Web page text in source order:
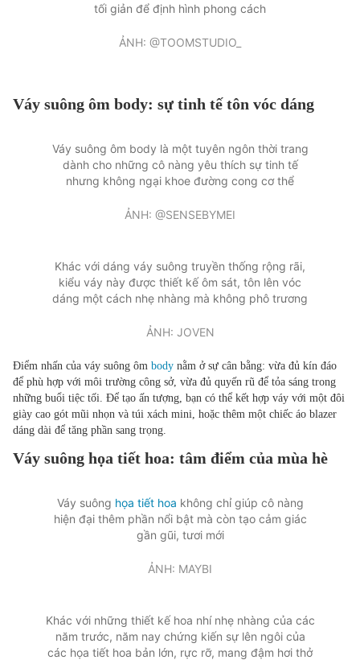
Theo dõi báo trên
Liên hệ quảng cáo
Quảng cáo RSS Tòa soạn Chính sách bảo
Tổng biên tập: Nguyễn Ngọc Toàn
Ủy viên Ban biên tập - Tổng Thư ký tòa soạn: Trần Việt Hưng
Giấy phép xuất bản số 110/GP - BTTTT cấp ngày 24.3.2020
© 2003-2026 Bản quyền thuộc về Báo Thanh Niên. Cấm sao chép
dưới mọi hình thức nếu không có sự chấp thuận bằng văn bản.
Phát triển bởi ePi Technologies, JSC.
tối giản để định hình phong cách
ẢNH: @TOOMSTUDIO_
Váy suông ôm body: sự tinh tế tôn vóc dáng
Váy suông ôm body là một tuyên ngôn thời trang
dành cho những cô nàng yêu thích sự tinh tế
nhưng không ngại khoe đường cong cơ thể
ẢNH: @SENSEBYMEI
Khác với dáng váy suông truyền thống rộng rãi,
kiểu váy này được thiết kế ôm sát, tôn lên vóc
dáng một cách nhẹ nhàng mà không phô trương
ẢNH: JOVEN
Điểm nhấn của váy suông ôm body nằm ở sự cân bằng: vừa đủ kín đáo
để phù hợp với môi trường công sở, vừa đủ quyến rũ để tỏa sáng trong
những buổi tiệc tối. Để tạo ấn tượng, bạn có thể kết hợp váy với một đôi
giày cao gót mũi nhọn và túi xách mini, hoặc thêm một chiếc áo blazer
dáng dài để tăng phần sang trọng.
Váy suông họa tiết hoa: tâm điểm của mùa hè
Váy suông họa tiết hoa không chỉ giúp cô nàng
hiện đại thêm phần nổi bật mà còn tạo cảm giác
gần gũi, tươi mới
ẢNH: MAYBI
Khác với những thiết kế hoa nhí nhẹ nhàng của các
năm trước, năm nay chứng kiến sự lên ngôi của
các họa tiết hoa bản lớn, rực rỡ, mang đậm hơi thở